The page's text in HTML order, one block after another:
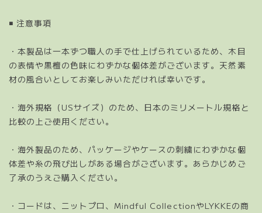
◾️ 注意事項
・本製品は一本ずつ職人の手で仕上げられているため、木目
の表情や黒檀の色味にわずかな個体差がございます。天然素
材の風合いとしてお楽しみいただければ幸いです。
・海外規格（USサイズ）のため、日本のミリメートル規格と
比較の上ご使用ください。
・海外製品のため、パッケージやケースの刺繍にわずかな個
体差や糸の飛び出しがある場合がございます。あらかじめご
了承のうえご購入ください。
・コードは、ニットプロ、Mindful CollectionやLYKKEの商